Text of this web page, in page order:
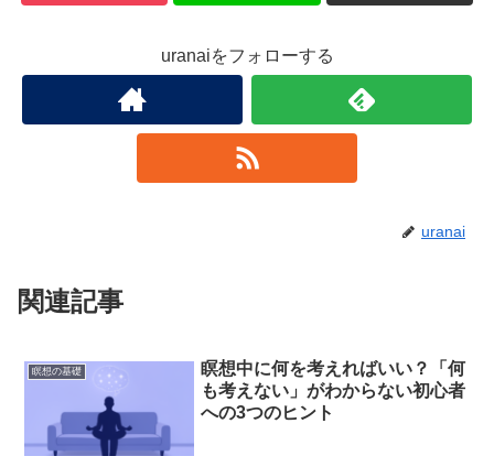
uranaiをフォローする
uranai
関連記事
瞑想の基礎
瞑想中に何を考えればいい？「何
も考えない」がわからない初心者
への3つのヒント